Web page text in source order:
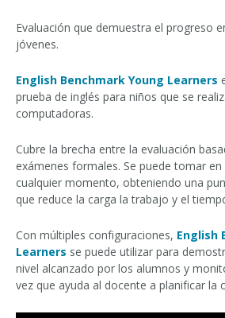
Evaluación que demuestra el progreso
jóvenes.
English Benchmark Young Learners
prueba de inglés para niños que se
computadoras.
Cubre la brecha entre la evaluación
exámenes formales. Se puede tomar en
cualquier momento, obteniendo una
que reduce la carga la trabajo y el
Con múltiples configuraciones, English
Learners se puede utilizar para
nivel alcanzado por los alumnos y
vez que ayuda al docente a planificar la